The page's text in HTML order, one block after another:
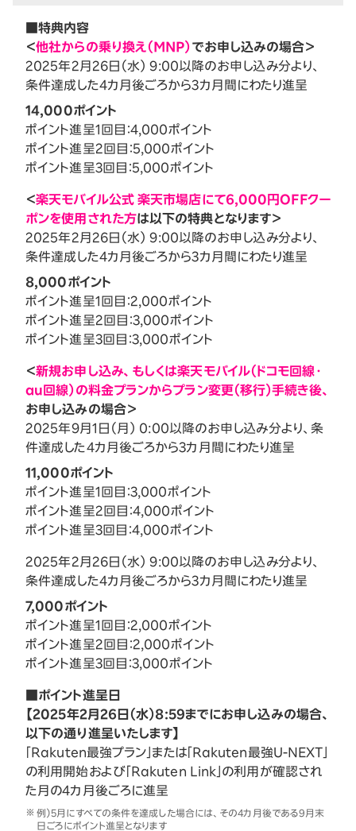
■特典内容
＜他社からの乗り換え（MNP）でお申し込みの場合＞
2025年2月26日（水） 9:00以降のお申し込み分より、
条件達成した4カ月後ごろから3カ月間にわたり進呈
14,000ポイント
ポイント進呈1回目：4,000ポイント
ポイント進呈2回目：5,000ポイント
ポイント進呈3回目：5,000ポイント
＜楽天モバイル公式 楽天市場店にて6,000円OFFクー
ポンを使用された方は以下の特典となります＞
2025年2月26日（水） 9:00以降のお申し込み分より、
条件達成した4カ月後ごろから3カ月間にわたり進呈
8,000ポイント
ポイント進呈1回目：2,000ポイント
ポイント進呈2回目：3,000ポイント
ポイント進呈3回目：3,000ポイント
＜新規お申し込み、もしくは楽天モバイル（ドコモ回線・
au回線）の料金プランからプラン変更（移行）手続き後、
お申し込みの場合＞
2025年9月1日（月） 0:00以降のお申し込み分より、条
件達成した4カ月後ごろから3カ月間にわたり進呈
11,000ポイント
ポイント進呈1回目：3,000ポイント
ポイント進呈2回目：4,000ポイント
ポイント進呈3回目：4,000ポイント
2025年2月26日（水） 9:00以降のお申し込み分より、
条件達成した4カ月後ごろから3カ月間にわたり進呈
7,000ポイント
ポイント進呈1回目：2,000ポイント
ポイント進呈2回目：2,000ポイント
ポイント進呈3回目：3,000ポイント
■ポイント進呈日
【2025年2月26日（水）8:59までにお申し込みの場合、
以下の通り進呈いたします】
「Rakuten最強プラン」または「Rakuten最強U-NEXT」
の利用開始および「Rakuten Link」の利用が確認され
た月の4カ月後ごろに進呈
例）5月にすべての条件を達成した場合には、その4カ月後である9月末
日ごろにポイント進呈となります